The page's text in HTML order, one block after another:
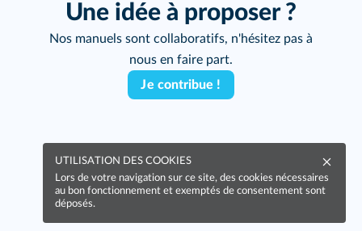
Une idée à proposer ?
Nos manuels sont collaboratifs, n'hésitez pas à
nous en faire part.
Je contribue !
UTILISATION DES COOKIES
Lors de votre navigation sur ce site, des cookies nécessaires
au bon fonctionnement et exemptés de consentement sont
déposés.